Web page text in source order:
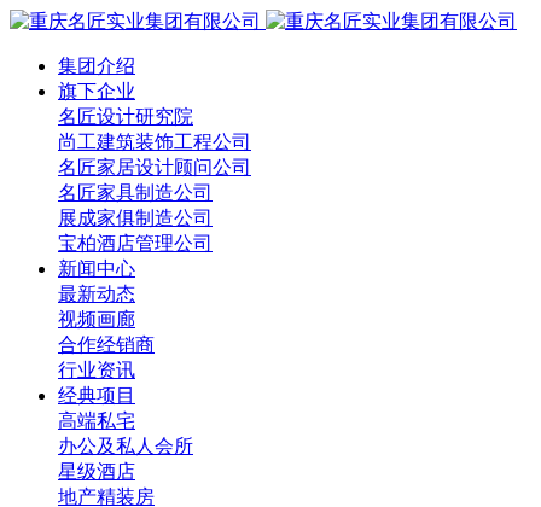
集团介绍
旗下企业
名匠设计研究院
尚工建筑装饰工程公司
名匠家居设计顾问公司
名匠家具制造公司
展成家俱制造公司
宝柏酒店管理公司
新闻中心
最新动态
视频画廊
合作经销商
行业资讯
经典项目
高端私宅
办公及私人会所
星级酒店
地产精装房